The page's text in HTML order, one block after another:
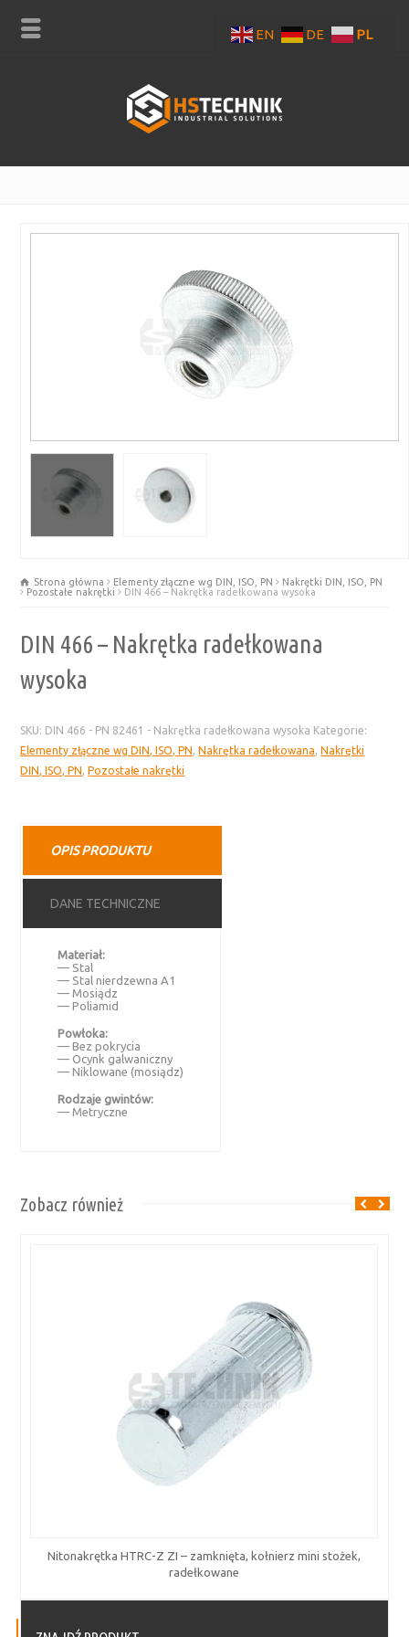
Strona główna Elementy złączne wg DIN, ISO, PN
Nakrętki DIN, ISO, PN
Pozostałe nakrętki
DIN 466 – Nakrętka radełkowana wysoka
DIN 466 – Nakrętka radełkowana
wysoka
SKU: DIN 466 - PN 82461 - Nakrętka radełkowana wysoka Kategorie:
Elementy złączne wg DIN, ISO, PN,Nakrętka radełkowana,Nakrętki
DIN, ISO, PN,Pozostałe nakrętki
OPIS PRODUKTU
DANE TECHNICZNE
Materiał:
— Stal
— Stal nierdzewna A1
— Mosiądz
— Poliamid
Powłoka:
— Bez pokrycia
— Ocynk galwaniczny
— Niklowane (mosiądz)
Rodzaje gwintów:
— Metryczne
Zobacz również
Nitonakrętka HTRC-Z ZI – zamknięta, kołnierz mini stożek,
radełkowane
EN DE PL